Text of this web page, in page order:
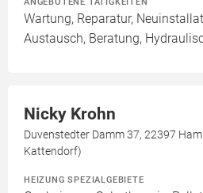
Wartung, Reparatur,
Austausch, Beratung,
Nicky Krohn
Duvenstedter Damm 37, 22397
Kattendorf)
HEIZUNG SPEZIALGEBIETE